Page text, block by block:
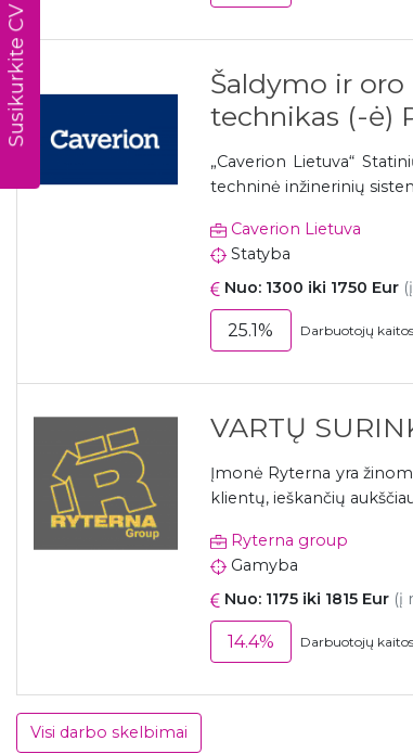
Susikurkite CV
Šaldymo ir
technikas (-ė)
„Caverion Lietuva“
techninė inžinerinių
Caverion Lietuva
Statyba
Nuo: 1300 iki 1750 Eur
25.1% Darbuotojų
VARTŲ
Įmonė Ryterna yra
klientų, ieškančių
Ryterna group
Gamyba
Nuo: 1175 iki 1815 Eur (į
14.4% Darbuotojų
Visi darbo skelbimai